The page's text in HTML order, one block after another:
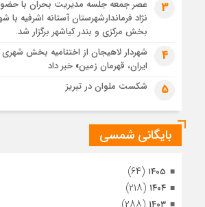
تصاویر هوایی مراسم تشییع پیکر مطهر آقای
مراسم تشییع پیکر مطهر آقای شهید ایران –
تصاویری از تراکم جمعیت حاضر در میدان
اشرف
3
عصر جمعه جلسه مدیریت بحران با
نژاد فرماندارشهرستان آستانه اشرفیه با
بخش مرکزی و بندر کیاشهر برگزار شد.
4
شهردار لاهیجان از اختتامیه بخش شهری
ایران، قهرمان زمین» خبر داد
5 شکست ملوان در تبریز
بایگانی شمسی
۱۴۰۵ (۶۴)
۱۴۰۴ (۲۱۸)